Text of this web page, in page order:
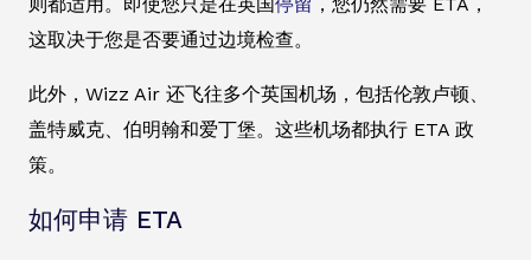
这取决于您是否要通过边境检查。
此外，Wizz Air 还飞往多个英国机场，包括伦敦卢顿、
盖特威克、伯明翰和爱丁堡。这些机场都执行 ETA 政
策。
如何申请 ETA